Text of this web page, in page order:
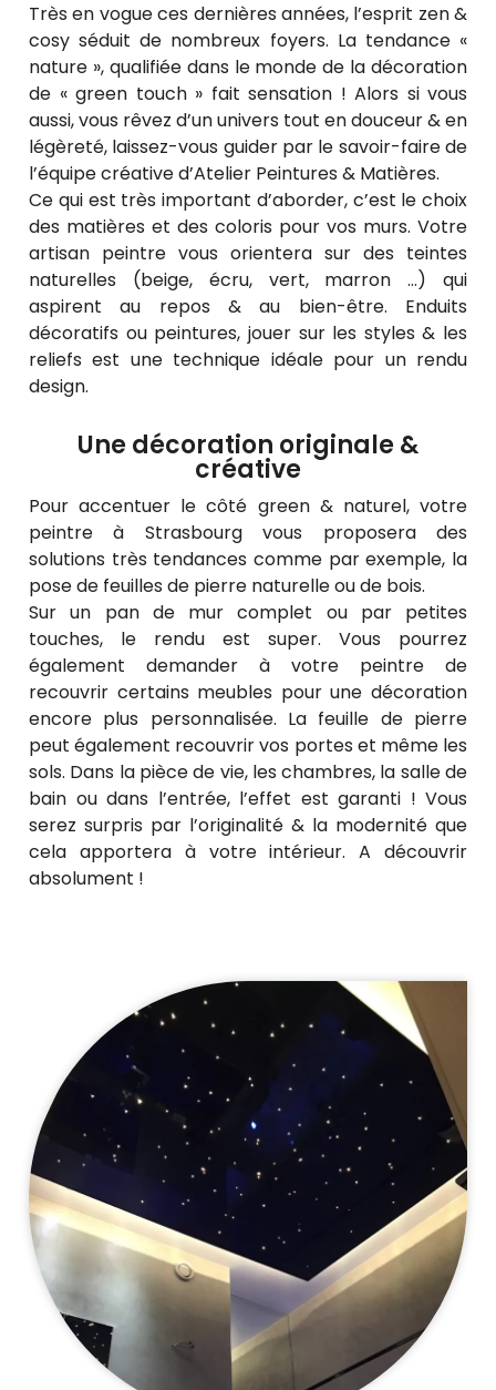
Très en vogue ces dernières années, l’esprit zen &
cosy séduit de nombreux foyers. La tendance «
nature », qualifiée dans le monde de la décoration
de « green touch » fait sensation ! Alors si vous
aussi, vous rêvez d’un univers tout en douceur & en
légèreté, laissez-vous guider par le savoir-faire de
l’équipe créative d’Atelier Peintures & Matières.
Ce qui est très important d’aborder, c’est le choix
des matières et des coloris pour vos murs. Votre
artisan peintre vous orientera sur des teintes
naturelles (beige, écru, vert, marron …) qui
aspirent au repos & au bien-être. Enduits
décoratifs ou peintures, jouer sur les styles & les
reliefs est une technique idéale pour un rendu
design.
Une décoration originale &
créative
Pour accentuer le côté green & naturel, votre
peintre à Strasbourg vous proposera des
solutions très tendances comme par exemple, la
pose de feuilles de pierre naturelle ou de bois.
Sur un pan de mur complet ou par petites
touches, le rendu est super. Vous pourrez
également demander à votre peintre de
recouvrir certains meubles pour une décoration
encore plus personnalisée. La feuille de pierre
peut également recouvrir vos portes et même les
sols. Dans la pièce de vie, les chambres, la salle de
bain ou dans l’entrée, l’effet est garanti ! Vous
serez surpris par l’originalité & la modernité que
cela apportera à votre intérieur. A découvrir
absolument !